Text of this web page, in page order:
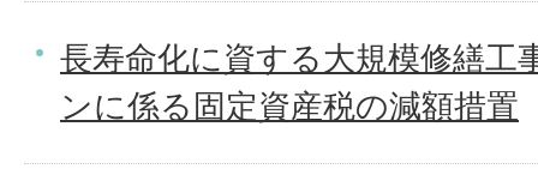
長寿命化に資する大規模修繕工
ンに係る固定資産税の減額措置